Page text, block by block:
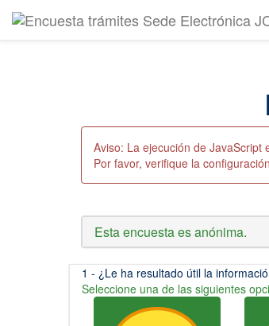
Aviso: La ejecución de
Por favor, verifique la
Esta encuesta es anónima.
(Esta pregunta es obligatoria)
1 - ¿Le ha resultado útil la
Seleccione una de las siguientes